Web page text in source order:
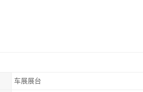
车展展台